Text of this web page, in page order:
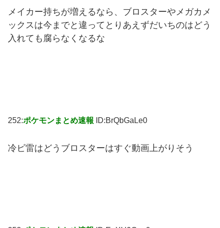
メイカー持ちが増えるなら、ブロスターやメガカメ
ックスは今までと違ってとりあえずだいちのはどう
入れても腐らなくなるな
252:ポケモンまとめ速報 ID:BrQbGaLe0
冷ビ雷はどうブロスターはすぐ動画上がりそう